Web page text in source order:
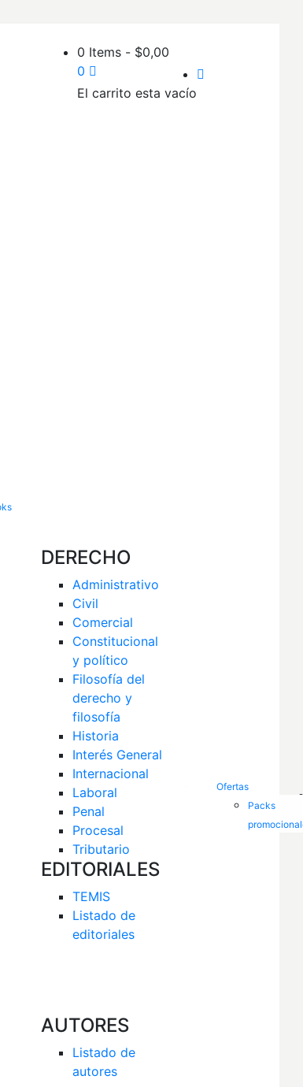
DERECHO
Administrativo
Civil
Comercial
Constitucional
y político
Filosofía del
derecho y
filosofía
Historia
Internacional
Laboral
Penal
Procesal
Tributario
EDITORIALES
TEMIS
Listado de
editoriales
AUTORES
Listado de
autores
Ofertas
Packs
0 Items - $0,00
0
El carrito esta vacío